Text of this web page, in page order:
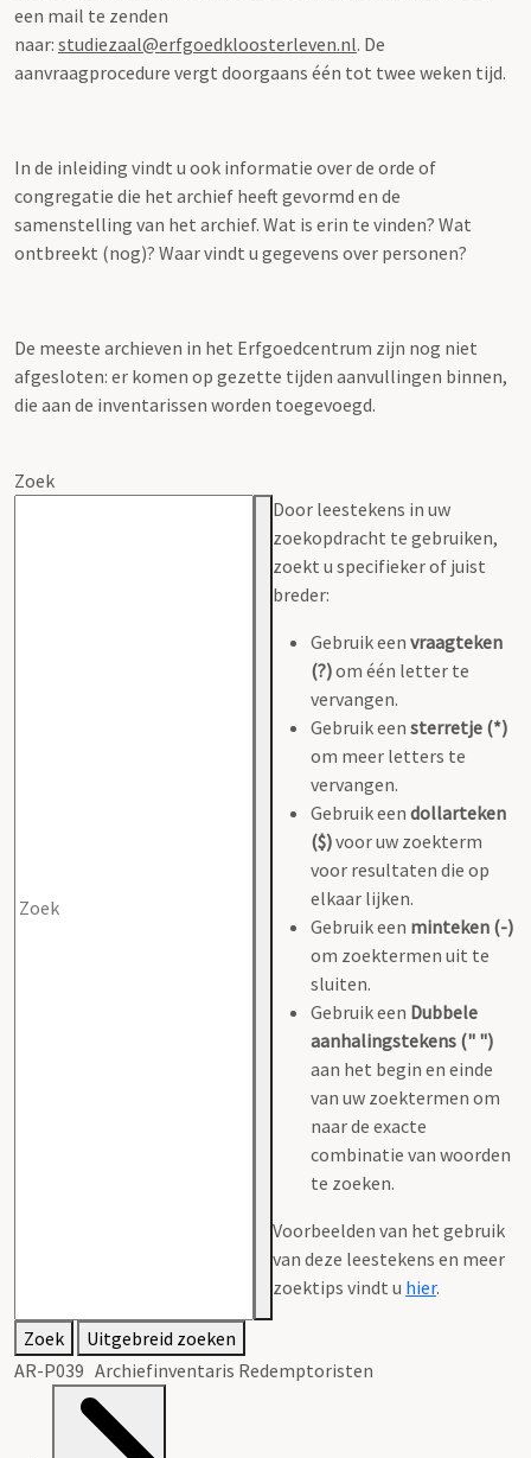
een mail te zenden
naar: studiezaal@erfgoedkloosterleven.nl. De
aanvraagprocedure vergt doorgaans één tot twee weken tijd.
In de inleiding vindt u ook informatie over de orde of
congregatie die het archief heeft gevormd en de
samenstelling van het archief. Wat is erin te vinden? Wat
ontbreekt (nog)? Waar vindt u gegevens over personen?
De meeste archieven in het Erfgoedcentrum zijn nog niet
afgesloten: er komen op gezette tijden aanvullingen binnen,
die aan de inventarissen worden toegevoegd.
Zoek
Door leestekens in uw
zoekopdracht te gebruiken,
zoekt u specifieker of juist
breder:
Gebruik een vraagteken
(?)om één letter te
vervangen.
Gebruik een sterretje (*)
om meer letters te
vervangen.
Gebruik een dollarteken
($)voor uw zoekterm
voor resultaten die op
elkaar lijken.
Gebruik een minteken (-)
om zoektermen uit te
sluiten.
Gebruik een Dubbele
aanhalingstekens (" ")
aan het begin en einde
van uw zoektermen om
naar de exacte
combinatie van woorden
te zoeken.
Voorbeelden van het gebruik
van deze leestekens en meer
zoektips vindt u hier.
Zoek
Uitgebreid zoeken
AR-P039 Archiefinventaris Redemptoristen